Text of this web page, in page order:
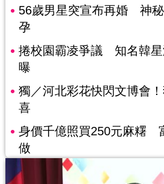
56歲男星突宣布再婚 神
孕
捲校園霸凌爭議 知名韓星
曝
獨／河北彩花快閃文博會
喜
身價千億照買250元麻糬
做